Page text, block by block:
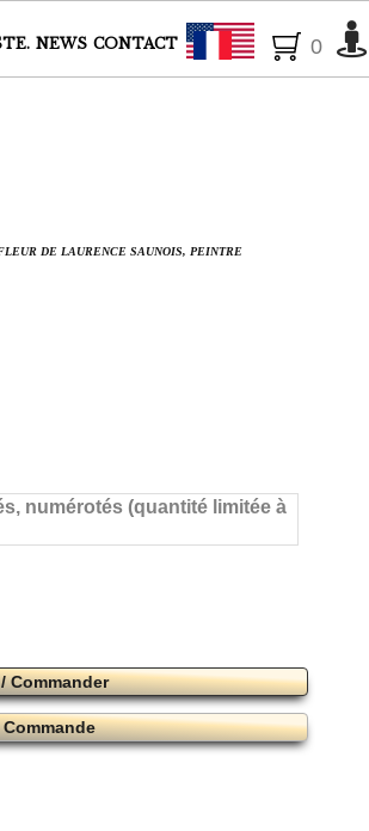
NEWS CONTACT Français
0
DE LAURENCE SAUNOIS, PEINTRE
numérotés (quantité limitée à
Commander
Commande